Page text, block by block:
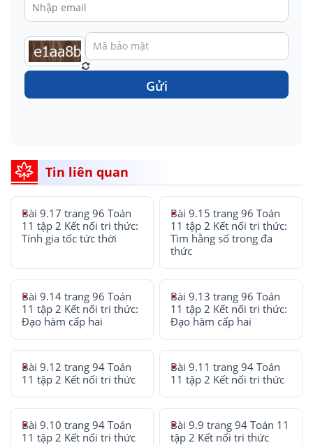
Gửi
Tin liên quan
Bài 9.17 trang 96 Toán
11 tập 2 Kết nối tri thức:
Tính gia tốc tức thời
Bài 9.15 trang 96 Toán
11 tập 2 Kết nối tri thức:
Tìm hằng số trong đa
thức
Bài 9.14 trang 96 Toán
11 tập 2 Kết nối tri thức:
Đạo hàm cấp hai
Bài 9.13 trang 96 Toán
11 tập 2 Kết nối tri thức:
Đạo hàm cấp hai
Bài 9.12 trang 94 Toán
11 tập 2 Kết nối tri thức
Bài 9.11 trang 94 Toán
11 tập 2 Kết nối tri thức
Bài 9.10 trang 94 Toán
11 tập 2 Kết nối tri thức
Bài 9.9 trang 94 Toán 11
tập 2 Kết nối tri thức